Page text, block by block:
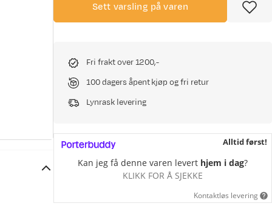
Sett varsling på varen
Fri frakt over 1200,-
100 dagers åpent kjøp og fri retur
Lynrask levering
Alltid først!
Kan jeg få denne varen levert hjem i dag?
KLIKK FOR Å SJEKKE
Kontaktløs levering